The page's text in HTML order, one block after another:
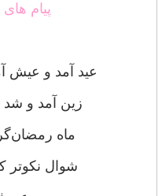
پیام
عید آمد و عیش
زین آمد و
ماه
شوال